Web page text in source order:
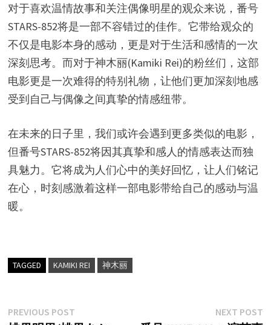
对于喜欢温情故事和关注偶像明星的观众来说，番号
STARS-852将是一部不容错过的佳作。它带给观众的
不仅是电影本身的感动，更是对于生活和感情的一次
深刻思考。而对于神木丽(Kamiki Rei)的粉丝们，这部
电影更是一次难得的特别礼物，让他们更加深刻地感
受到自己与偶像之间真挚的情感纽带。
在未来的日子里，我们或许会遇到更多类似的电影，
但番号STARS-852将因其真挚和感人的情感表达而独
具魅力。它将成为人们心中的美好回忆，让人们铭记
在心，时刻感激着这样一部电影带给自己的感动与温
暖。
TAGGED KAMIKI REI 神木丽
文
PREVIOUS POSTPrevious
NEXT POST